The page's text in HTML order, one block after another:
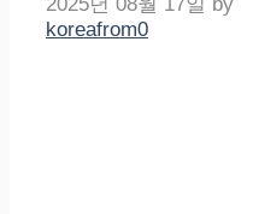
2025년 08월 17일 by
koreafrom0